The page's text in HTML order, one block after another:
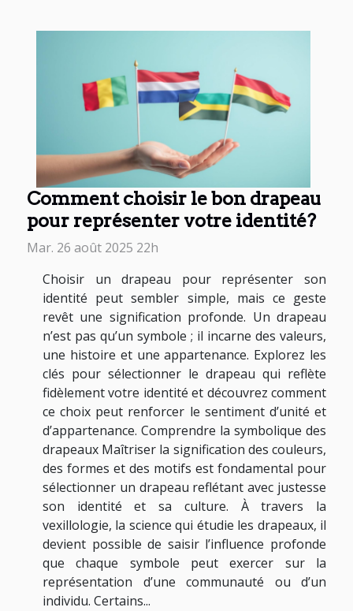
Comment choisir le bon drapeau
pour représenter votre identité?
Mar. 26 août 2025 22h
Choisir un drapeau pour représenter son
identité peut sembler simple, mais ce geste
revêt une signification profonde. Un drapeau
n’est pas qu’un symbole ; il incarne des valeurs,
une histoire et une appartenance. Explorez les
clés pour sélectionner le drapeau qui reflète
fidèlement votre identité et découvrez comment
ce choix peut renforcer le sentiment d’unité et
d’appartenance. Comprendre la symbolique des
drapeaux Maîtriser la signification des couleurs,
des formes et des motifs est fondamental pour
sélectionner un drapeau reflétant avec justesse
son identité et sa culture. À travers la
vexillologie, la science qui étudie les drapeaux, il
devient possible de saisir l’influence profonde
que chaque symbole peut exercer sur la
représentation d’une communauté ou d’un
individu. Certains...